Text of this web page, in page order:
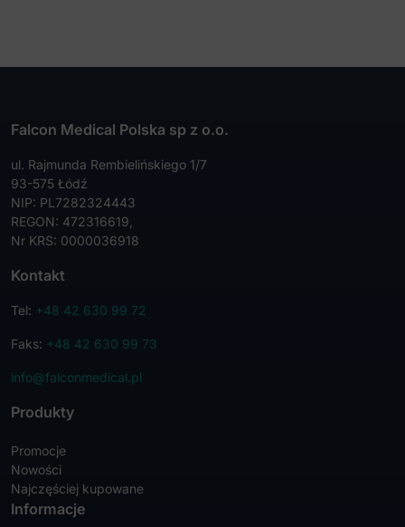
Falcon Medical Polska sp z o.o.
ul. Rajmunda Rembielińskiego 1/7
93-575 Łódź
NIP: PL7282324443
REGON: 472316619,
Nr KRS: 0000036918
Kontakt
Tel: +48 42 630 99 72
Faks: +48 42 630 99 73
info@falconmedical.pl
Produkty
Promocje
Nowości
Najczęściej kupowane
Informacje